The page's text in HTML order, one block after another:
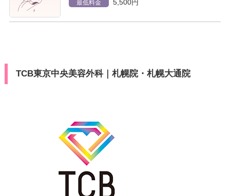
最低料金 5,500円
TCB東京中央美容外科｜札幌院・札幌大通院